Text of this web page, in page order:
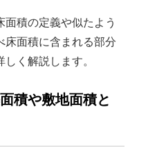
積の定義や似たよう
床面積に含まれる部分
く解説します。
積や敷地面積と